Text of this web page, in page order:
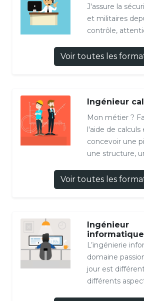
J'assure la
et militaires
contrôle,
Voir toutes les
Ingénieur
Mon métier ?
l'aide de calculs
concevoir une
une structure,
Voir toutes les
Ingénieur
informatique
L’ingénierie
domaine
jour est
différents